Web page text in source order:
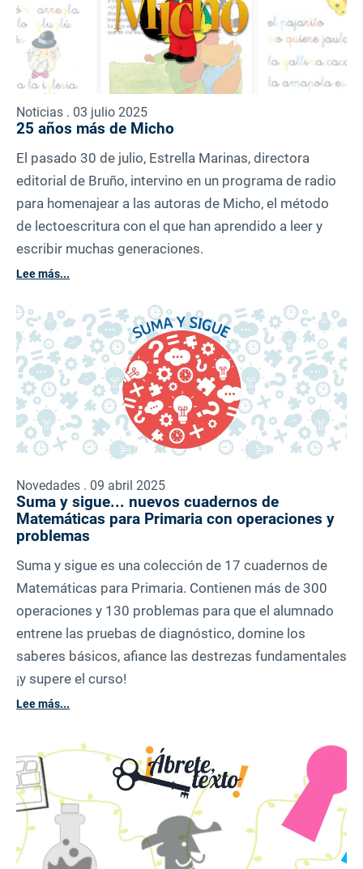
Noticias . 03 julio 2025
25 años más de Micho
El pasado 30 de julio, Estrella Marinas, directora
editorial de Bruño, intervino en un programa de radio
para homenajear a las autoras de Micho, el método
de lectoescritura con el que han aprendido a leer y
escribir muchas generaciones.
Lee más...
Novedades . 09 abril 2025
Suma y sigue... nuevos cuadernos de
Matemáticas para Primaria con operaciones y
problemas
Suma y sigue es una colección de 17 cuadernos de
Matemáticas para Primaria. Contienen más de 300
operaciones y 130 problemas para que el alumnado
entrene las pruebas de diagnóstico, domine los
saberes básicos, afiance las destrezas fundamentales
¡y supere el curso!
Lee más...